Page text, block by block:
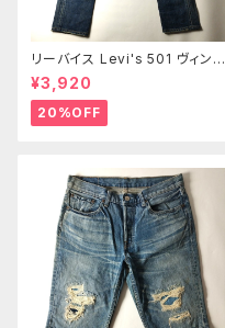
リーバイス Levi's 501 ヴィンテ
ージ加工 ボタンフライ レギュラ
ーストレート センター501タグ
赤タブ 紙パッチ W28 m0412-
2
¥3,920
20%OFF